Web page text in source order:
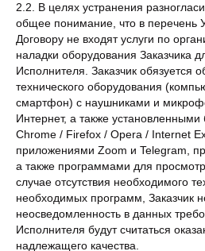
2.2. В целях устранения
общее понимание, что в перечень
Договору не входят услуги по
наладки оборудования Заказчика
Исполнителя. Заказчик обязуется
технического оборудования
смартфон) с наушниками и
Интернет, а также
Chrome / Firefox / Opera / Internet
приложениями Zoom и Telegram,
а также программами для
случае отсутствия необходимого
необходимых программ, Заказчик
неосведомленность в данных
Исполнителя будут считаться
надлежащего качества.